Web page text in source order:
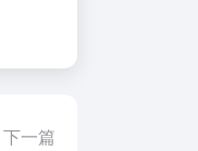
下一篇